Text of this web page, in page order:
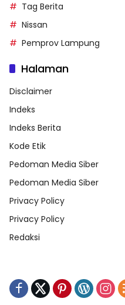
Tag Berita
Nissan
Pemprov Lampung
Halaman
Disclaimer
Indeks
Indeks Berita
Kode Etik
Pedoman Media Siber
Pedoman Media Siber
Privacy Policy
Privacy Policy
Redaksi